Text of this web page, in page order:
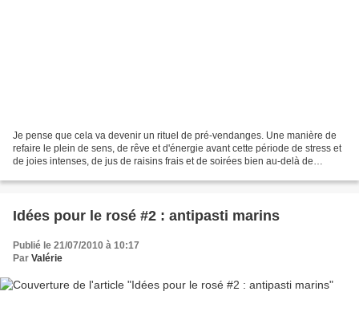
Je pense que cela va devenir un rituel de pré-vendanges. Une manière de
refaire le plein de sens, de rêve et d'énergie avant cette période de stress et
de joies intenses, de jus de raisins frais et de soirées bien au-delà de
Idées pour le rosé #2 : antipasti marins
Publié le 21/07/2010 à 10:17
Par Valérie